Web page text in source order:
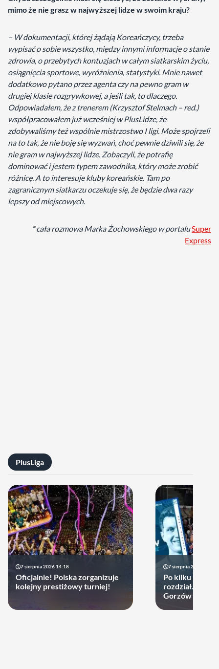
mimo że nie grasz w najwyższej lidze w swoim kraju?
– W dokumentacji, której żądają Koreańczycy, trzeba
wypisać o sobie wszystko, między innymi informacje o stanie
zdrowia, o przebytych kontuzjach w całym siatkarskim życiu,
osiągnięcia sportowe, wyróżnienia, statystyki. Mnie nawet
dodatkowo pytano przez agenta czy na pewno gram w
drugiej klasie rozgrywkowej, a jeśli tak, to dlaczego.
Odpowiadałem, że z trenerem (Krzysztof Stelmach – red.)
współpracowałem już wcześniej w PlusLidze, że
zdobywaliśmy też wspólnie mistrzostwo I ligi. Może spojrzeli
na to tak, że nie boję się wyzwań, choć pewnie dziwili się, że
nie gram w najwyższej lidze. Zobaczyli, że potrafię
dominować i jestem typem zawodnika, który może zrobić
różnicę. A to interesuje kluby koreańskie. Tam po
zagranicznym siatkarzu oczekuje się, że będzie dwa razy
lepszy od miejscowych.
* cała rozmowa Marka Żochowskiego w portaluSuper
Express
PlusLiga
7 sierpnia 2026 14:18
Oficjalnie! Polska zorganizuje
kolejny prestiżowy turniej!
7 sierpnia 2026 13:49
Po kilku latach
rozdział.
Gorzów może